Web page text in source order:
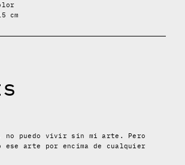
cm
no puedo vivir sin mi arte. Pero
ese arte por encima de cualquier